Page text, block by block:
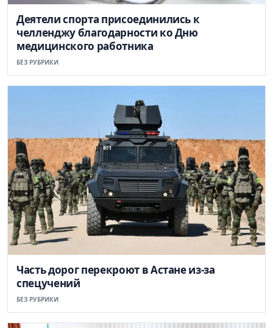
Деятели спорта присоединились к
челленджу благодарности ко Дню
медицинского работника
БЕЗ РУБРИКИ
Часть дорог перекроют в Астане из-за
спецучений
БЕЗ РУБРИКИ